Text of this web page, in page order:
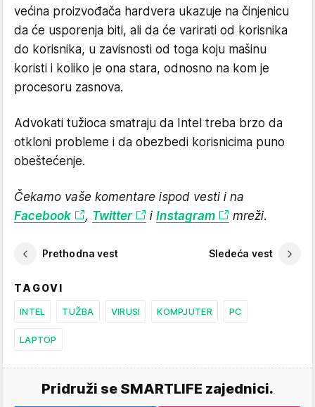
većina proizvođača hardvera ukazuje na činjenicu
da će usporenja biti, ali da će varirati od korisnika
do korisnika, u zavisnosti od toga koju mašinu
koristi i koliko je ona stara, odnosno na kom je
procesoru zasnova.
Advokati tužioca smatraju da Intel treba brzo da
otkloni probleme i da obezbedi korisnicima puno
obeštećenje.
Čekamo vaše komentare ispod vesti i na
Facebook
, Twitter i Instagram mreži.
Prethodna vest Sledeća vest
TAGOVI
INTEL TUŽBA VIRUSI KOMPJUTER PC
LAPTOP
Pridruži se SMARTLIFE zajednici.